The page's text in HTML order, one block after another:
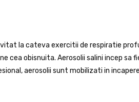
la cateva exercitii de respiratie
cea obisnuita. Aerosolii salini incep sa
aerosolii sunt mobilizati in